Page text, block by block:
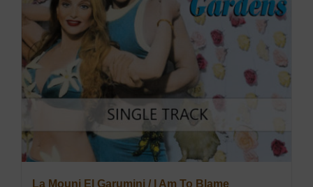
La Mouni El Garumini / I Am To Blame